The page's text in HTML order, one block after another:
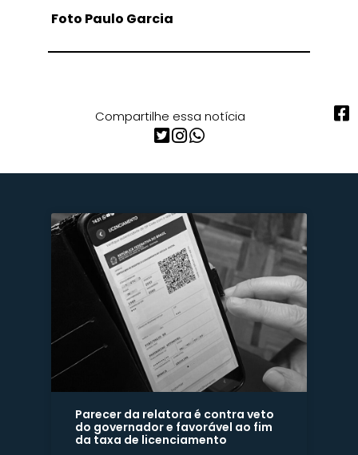
Foto Paulo Garcia
Compartilhe essa notícia
Parecer da relatora é contra veto
do governador e favorável ao fim
da taxa de licenciamento